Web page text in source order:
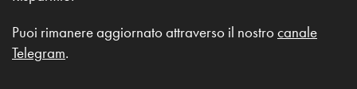
Puoi rimanere aggiornato attraverso il nostro canale
Telegram.